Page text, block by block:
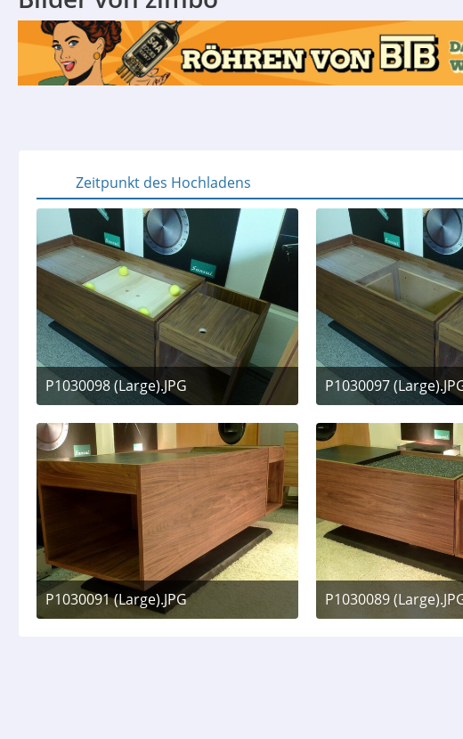
Zeitpunkt des Hochladens
P1030098 (Large).JPG
17. Juli 2011 um 11:30
P1030097
17. Juli 2011
P1030091 (Large).JPG
17. Juli 2011 um 11:30
P1030089
17. Juli 2011